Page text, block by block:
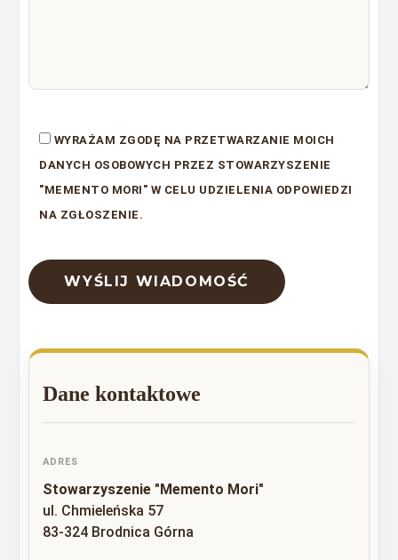
Dane kontaktowe
ADRES
Stowarzyszenie "Memento Mori"
ul. Chmieleńska 57
83-324 Brodnica Górna
WYRAŻAM ZGODĘ NA PRZETWARZANIE MOICH
DANYCH OSOBOWYCH PRZEZ STOWARZYSZENIE
"MEMENTO MORI" W CELU UDZIELENIA ODPOWIEDZI
NA ZGŁOSZENIE.